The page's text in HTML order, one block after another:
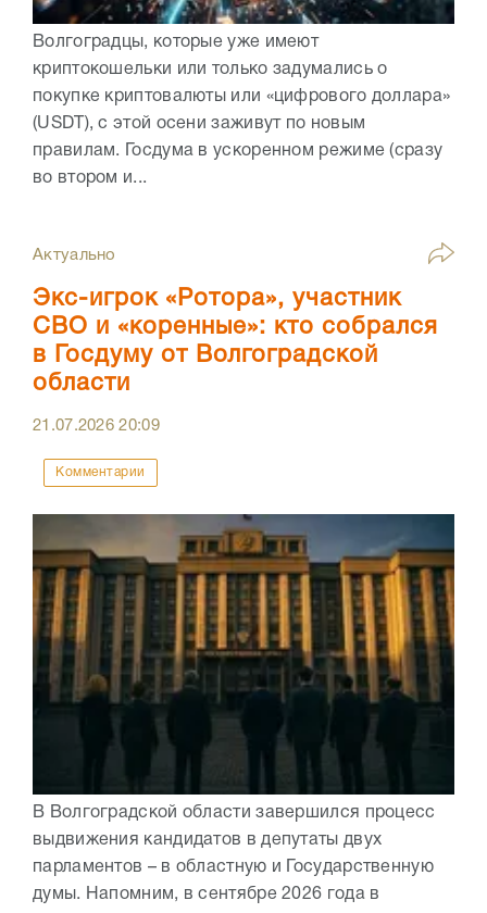
Волгоградцы, которые уже имеют
криптокошельки или только задумались о
покупке криптовалюты или «цифрового доллара»
(USDT), с этой осени заживут по новым
правилам. Госдума в ускоренном режиме (сразу
во втором и...
Актуально
Экс-игрок «Ротора», участник
СВО и «коренные»: кто собрался
в Госдуму от Волгоградской
области
21.07.202620:09
Комментарии
В Волгоградской области завершился процесс
выдвижения кандидатов в депутаты двух
парламентов – в областную и Государственную
думы. Напомним, в сентябре 2026 года в